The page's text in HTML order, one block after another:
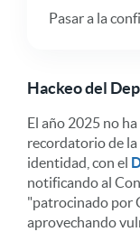
Pasar a la
Hackeo del
El año 2025 no
recordatorio de
identidad, con el
notificando al
"patrocinado por
aprovechando